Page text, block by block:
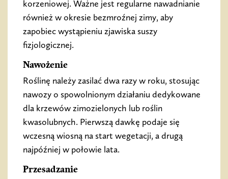
korzeniowej. Ważne jest regularne nawadnianie
również w okresie bezmroźnej zimy, aby
zapobiec wystąpieniu zjawiska suszy
fizjologicznej.
Nawożenie
Roślinę należy zasilać dwa razy w roku, stosując
nawozy o spowolnionym działaniu dedykowane
dla krzewów zimozielonych lub roślin
kwasolubnych. Pierwszą dawkę podaje się
wczesną wiosną na start wegetacji, a drugą
najpóźniej w połowie lata.
Przesadzanie